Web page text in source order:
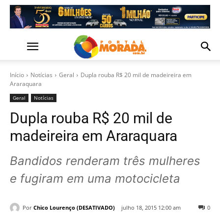
Início Notícias Geral
Dupla rouba R$ 20 mil de madeireira em
Araraquara
Geral Notícias
Dupla rouba R$ 20 mil de
madeireira em Araraquara
Bandidos renderam três mulheres
e fugiram em uma motocicleta
Por Chico Lourenço (DESATIVADO) julho 18, 2015 12:00 am 0